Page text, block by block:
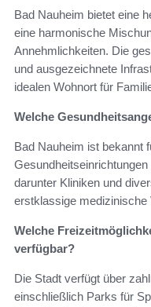
Bad Nauheim bietet eine
eine harmonische
Annehmlichkeiten. Die
und ausgezeichnete
idealen Wohnort für
Welche
Bad Nauheim ist bekannt
darunter Kliniken und
erstklassige medizinische
Welche
verfügbar?
Die Stadt verfügt über
einschließlich Parks für